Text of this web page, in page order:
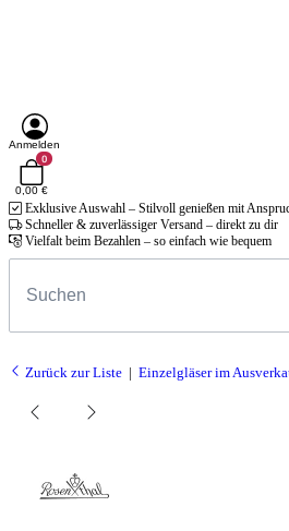
Anmelden
0
0,00 €
Exklusive Auswahl – Stilvoll genießen mit
Schneller & zuverlässiger Versand – direkt zu dir
Vielfalt beim Bezahlen – so einfach wie bequem
Zurück zur Liste Einzelgläser im